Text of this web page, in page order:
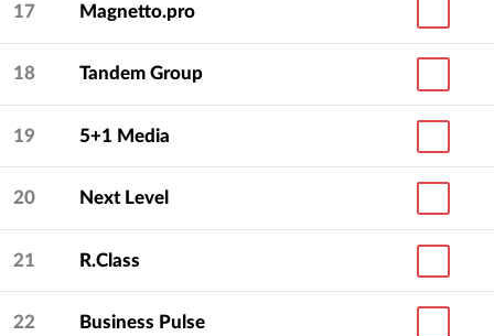
17 Magnetto.pro
18 Tandem Group
19 5+1 Media
20 Next Level
21 R.Class
22 Business Pulse